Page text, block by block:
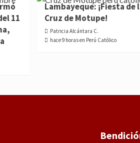
11
Lambayeque: ¡Fiesta de
Cruz de Motupe!
Patricia Alcántara C.
hace 9 horas en Perú Católico